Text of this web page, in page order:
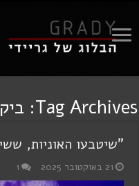
Tag Archives:
"שיטבעו האוניות,
21 באוקטובר 2025 1